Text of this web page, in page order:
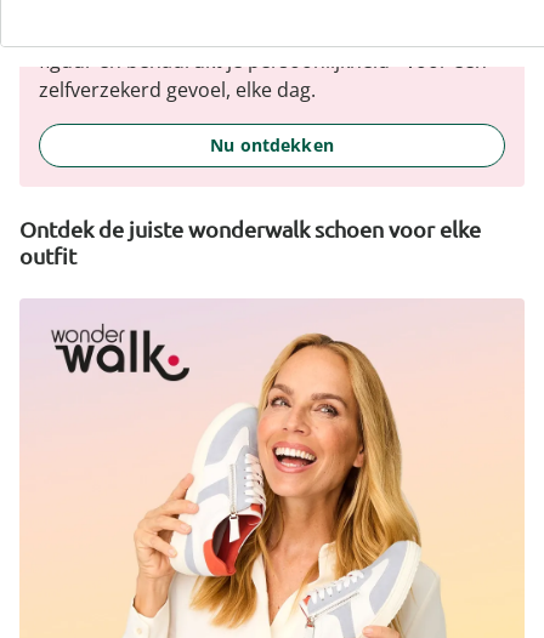
figuur en benadrukt je persoonlijkheid - voor een
zelfverzekerd gevoel, elke dag.
Nu ontdekken
Ontdek de juiste wonderwalk schoen voor elke
outfit